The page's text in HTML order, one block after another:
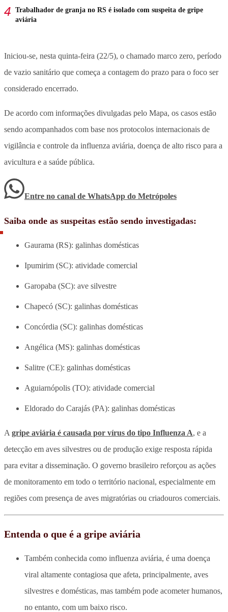
Trabalhador de granja no RS é isolado com suspeita de gripe
aviária
Iniciou-se, nesta quinta-feira (22/5), o chamado marco zero, período
de vazio sanitário que começa a contagem do prazo para o foco ser
considerado encerrado.
De acordo com informações divulgadas pelo Mapa, os casos estão
sendo acompanhados com base nos protocolos internacionais de
vigilância e controle da influenza aviária, doença de alto risco para a
avicultura e a saúde pública.
Entre no canal de WhatsApp do Metrópoles
Saiba onde as suspeitas estão sendo investigadas:
Gaurama (RS): galinhas domésticas
Ipumirim (SC): atividade comercial
Garopaba (SC): ave silvestre
Chapecó (SC): galinhas domésticas
Concórdia (SC): galinhas domésticas
Angélica (MS): galinhas domésticas
Salitre (CE): galinhas domésticas
Aguiarnópolis (TO): atividade comercial
Eldorado do Carajás (PA): galinhas domésticas
A gripe aviária é causada por vírus do tipo Influenza A, e a
detecção em aves silvestres ou de produção exige resposta rápida
para evitar a disseminação. O governo brasileiro reforçou as ações
de monitoramento em todo o território nacional, especialmente em
regiões com presença de aves migratórias ou criadouros comerciais.
Entenda o que é a gripe aviária
Também conhecida como influenza aviária, é uma doença
viral altamente contagiosa que afeta, principalmente, aves
silvestres e domésticas, mas também pode acometer humanos,
no entanto, com um baixo risco.